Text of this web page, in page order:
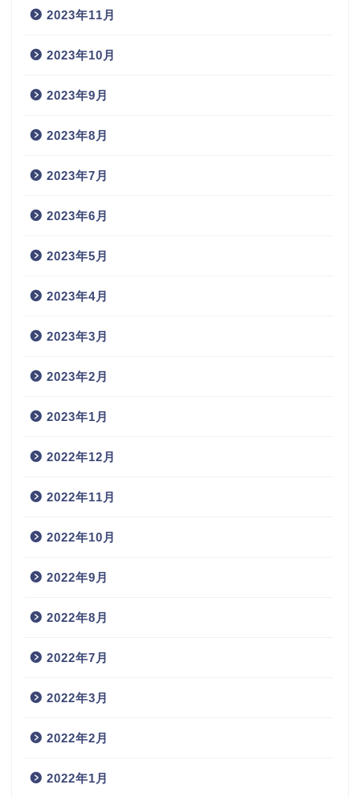
2023年11月
2023年10月
2023年9月
2023年8月
2023年7月
2023年6月
2023年5月
2023年4月
2023年3月
2023年2月
2023年1月
2022年12月
2022年11月
2022年10月
2022年9月
2022年8月
2022年7月
2022年3月
2022年2月
2022年1月